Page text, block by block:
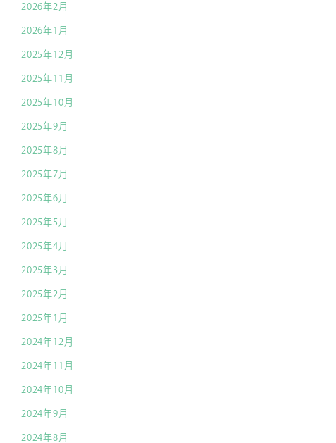
2026年2月
2026年1月
2025年12月
2025年11月
2025年10月
2025年9月
2025年8月
2025年7月
2025年6月
2025年5月
2025年4月
2025年3月
2025年2月
2025年1月
2024年12月
2024年11月
2024年10月
2024年9月
2024年8月